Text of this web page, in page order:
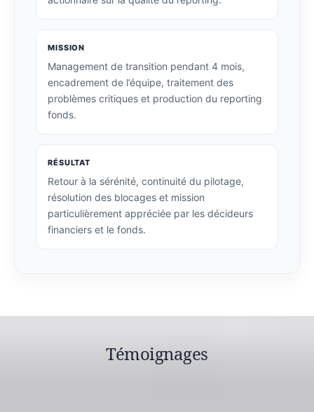
MISSION
Management de transition pendant 4 mois,
encadrement de l’équipe, traitement des
problèmes critiques et production du reporting
fonds.
RÉSULTAT
Retour à la sérénité, continuité du pilotage,
résolution des blocages et mission
particulièrement appréciée par les décideurs
financiers et le fonds.
Témoignages